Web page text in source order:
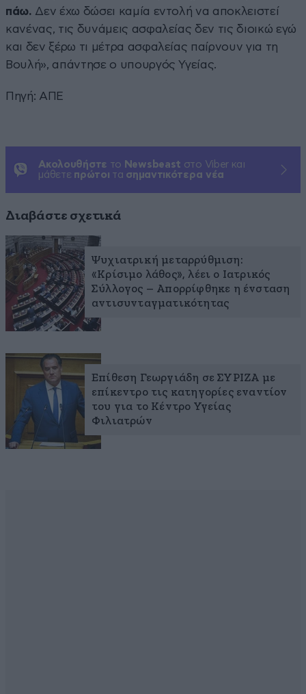
πάω. Δεν έχω δώσει καμία εντολή να αποκλειστεί
κανένας, τις δυνάμεις ασφαλείας δεν τις διοικώ εγώ
και δεν ξέρω τι μέτρα ασφαλείας παίρνουν για τη
Βουλή», απάντησε ο υπουργός Υγείας.
Πηγή: ΑΠΕ
Ακολουθήστε το Newsbeast στο Viber και
μάθετε πρώτοι τα σημαντικότερα νέα
Διαβάστε σχετικά
Ψυχιατρική μεταρρύθμιση:
«Κρίσιμο λάθος», λέει ο Ιατρικός
Σύλλογος – Απορρίφθηκε η ένσταση
αντισυνταγματικότητας
Επίθεση Γεωργιάδη σε ΣΥΡΙΖΑ με
επίκεντρο τις κατηγορίες εναντίον
του για το Κέντρο Υγείας
Φιλιατρών